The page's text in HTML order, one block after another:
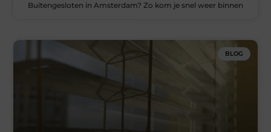
Buitengesloten in Amsterdam? Zo kom je snel weer binnen
BLOG